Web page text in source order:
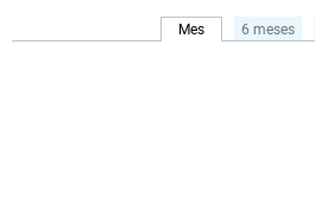
Mes 6 meses